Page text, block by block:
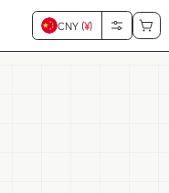
CNY (¥)